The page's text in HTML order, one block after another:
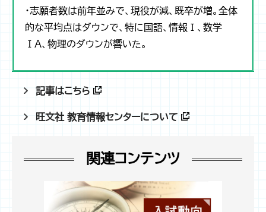
・志願者数は前年並みで、現役が減、既卒が増。全体
的な平均点はダウンで、特に国語、情報Ⅰ、数学
ⅠA、物理のダウンが響いた。
記事はこちら
旺文社 教育情報センターについて
関連コンテンツ